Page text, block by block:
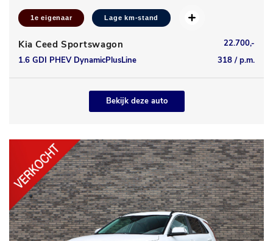
1e eigenaar Lage km-stand
Kia Ceed Sportswagon
22.700,-
1.6 GDI PHEV DynamicPlusLine
318 / p.m.
Bekijk deze auto